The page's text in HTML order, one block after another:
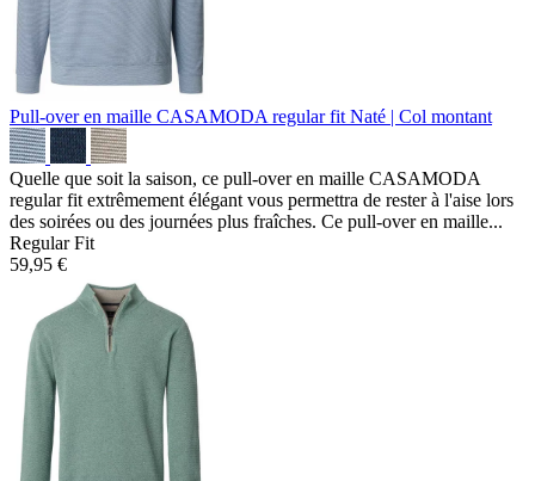
Pull-over en maille CASAMODA regular fit Naté | Col montant
Quelle que soit la saison, ce pull-over en maille CASAMODA
regular fit extrêmement élégant vous permettra de rester à l'aise lors
des soirées ou des journées plus fraîches. Ce pull-over en maille...
Regular Fit
59,95 €